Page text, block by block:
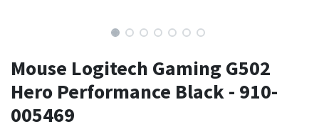
Mouse Logitech Gaming G502
Hero Performance Black - 910-
005469